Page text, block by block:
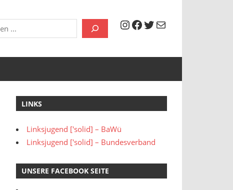
Instagram
Facebook
Twitter
Mail
LINKS
Linksjugend ['solid] – BaWü
Linksjugend ['solid] – Bundesverband
UNSERE FACEBOOK SEITE